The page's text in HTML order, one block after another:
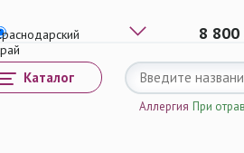
8
Каталог
Аллергия При